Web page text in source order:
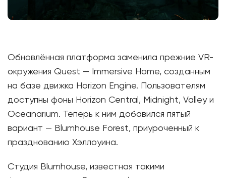
Обновлённая платформа заменила прежние VR-
окружения Quest — Immersive Home, созданным
на базе движка Horizon Engine. Пользователям
доступны фоны Horizon Central, Midnight, Valley и
Oceanarium. Теперь к ним добавился пятый
вариант — Blumhouse Forest, приуроченный к
празднованию Хэллоуина.
Студия Blumhouse, известная такими